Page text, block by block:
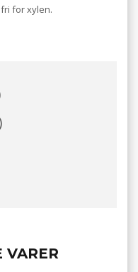
for xylen.
VARER